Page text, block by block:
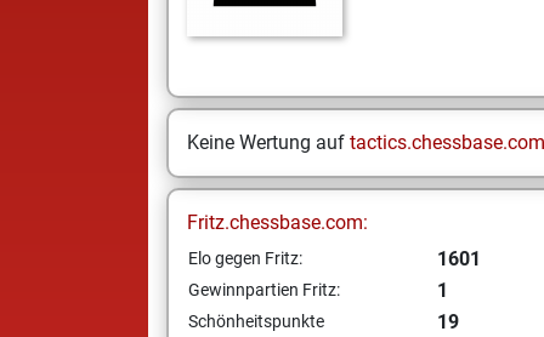
Keine Wertung auf tactics.chessbase.com
Fritz.chessbase.com:
Elo gegen Fritz: 1601
Gewinnpartien Fritz: 1
Schönheitspunkte
19